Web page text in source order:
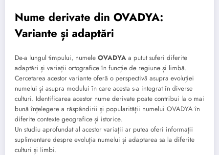
Nume derivate din OVADYA:
Variante și adaptări
De-a lungul timpului, numele OVADYA a putut suferi diferite
adaptări și variații ortografice în funcție de regiune și limbă.
Cercetarea acestor variante oferă o perspectivă asupra evoluției
numelui și asupra modului în care acesta s-a integrat în diverse
culturi. Identificarea acestor nume derivate poate contribui la o mai
bună înțelegere a răspândirii și popularității numelui OVADYA în
diferite contexte geografice și istorice.
Un studiu aprofundat al acestor variații ar putea oferi informații
suplimentare despre evoluția numelui și adaptarea sa la diferite
culturi și limbi.